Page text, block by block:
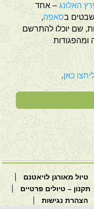
האלונג – אחד
בסאפה,
שם יוכלו להתרשם
כאן.
העמוקה על
אשר חוויתי
היה זה טיול יוצא דופן אשר
החל מבחירת
המדויק,
ידע רב והפכו
לציין במיוחד
את הקבוצה
טיול מאורגן לויאטנם
תקנון – טיולים פרטיים
הצהרת נגישות